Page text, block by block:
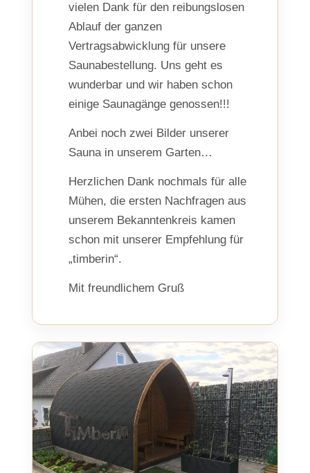
vielen Dank für den reibungslosen
Ablauf der ganzen
Vertragsabwicklung für unsere
Saunabestellung. Uns geht es
wunderbar und wir haben schon
einige Saunagänge genossen!!!
Anbei noch zwei Bilder unserer
Sauna in unserem Garten…
Herzlichen Dank nochmals für alle
Mühen, die ersten Nachfragen aus
unserem Bekanntenkreis kamen
schon mit unserer Empfehlung für
„timberin“.
Mit freundlichem Gruß